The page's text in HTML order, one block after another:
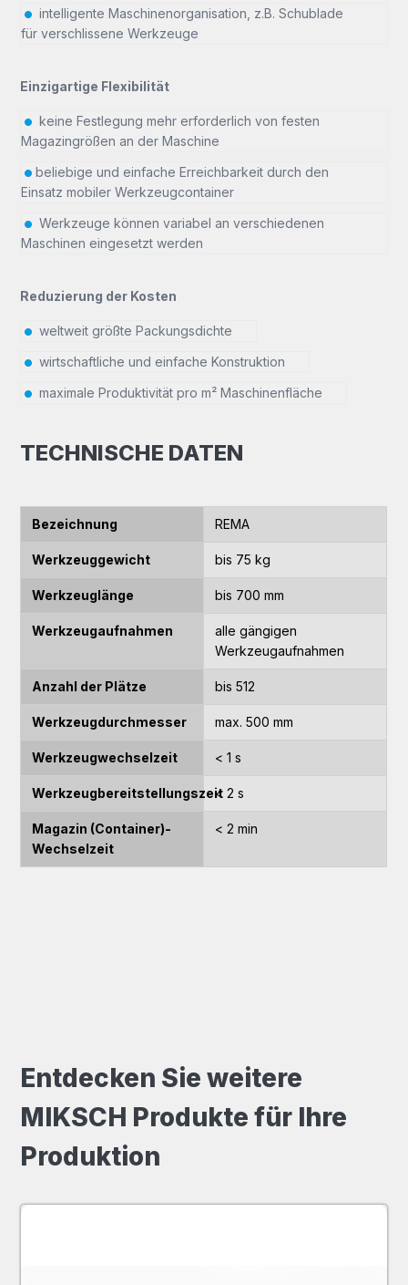
intelligente Maschinenorganisation, z.B. Schublade
für verschlissene Werkzeuge
Einzigartige Flexibilität
keine Festlegung mehr erforderlich von festen
Magazingrößen an der Maschine
beliebige und einfache Erreichbarkeit durch den
Einsatz mobiler Werkzeugcontainer
Werkzeuge können variabel an verschiedenen
Maschinen eingesetzt werden
Reduzierung der Kosten
weltweit größte Packungsdichte
wirtschaftliche und einfache Konstruktion
maximale Produktivität pro m² Maschinenfläche
TECHNISCHE DATEN
Bezeichnung REMA
Werkzeuggewicht bis 75 kg
Werkzeuglänge bis 700 mm
Werkzeugaufnahmen
alle gängigen
Werkzeugaufnahmen
Anzahl der Plätze bis 512
Werkzeugdurchmesser max. 500 mm
Werkzeugwechselzeit < 1 s
Werkzeugbereitstellungszeit< 2 s
Magazin (Container)-
Wechselzeit
< 2 min
Entdecken Sie weitere
MIKSCH Produkte für Ihre
Produktion